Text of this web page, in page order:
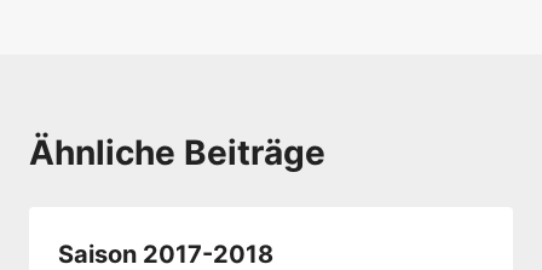
Ähnliche Beiträge
Saison 2017-2018